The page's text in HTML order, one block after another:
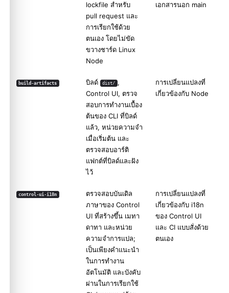
lockfile สำหรับ
pull request และ
การเรียกใช้ด้วย
ตนเอง โดยไม่ขัด
ขวางชาร์ด Linux
Node
เอกสารนอก main
build-artifacts บิลด์ dist/ ,
Control UI, ตรวจ
สอบการทำงานเบื้อง
ต้นของ CLI ที่บิลด์
แล้ว, หน่วยความจำ
เมื่อเริ่มต้น และ
ตรวจสอบอาร์ติ
แฟกต์ที่บิลด์และฝัง
ไว้
การเปลี่ยนแปลงที่
เกี่ยวข้องกับ Node
control-ui-i18n
ตรวจสอบบันเดิล
ภาษาของ Control
UI ที่สร้างขึ้น เมทา
ดาทา และหน่วย
ความจำการแปล;
เป็นเพียงคำแนะนำ
ในการทำงาน
อัตโนมัติ และบังคับ
ผ่านในการเรียกใช้
การเปลี่ยนแปลงที่
เกี่ยวข้องกับ i18n
ของ Control UI
และ CI แบบสั่งด้วย
ตนเอง